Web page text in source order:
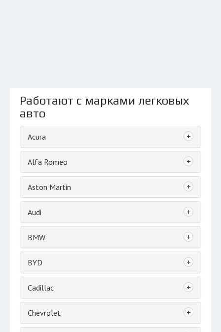
Работают с марками легковых
авто
Acura +
Alfa Romeo +
Aston Martin +
Audi +
BMW +
BYD +
Cadillac +
Chevrolet +